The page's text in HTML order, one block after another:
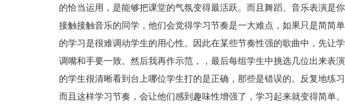
的恰当运用，是能够把课堂的气氛变得最活跃。而且舞蹈、音乐表演是
接触接触音乐的同学，他们会觉得学习节奏是一大难点，如果只是简简
的学习是很难调动学生的用心性。因此在某些节奏性强的歌曲中，先让
调嘴和手要一致。然后我再作示范，，最后每组学生中挑选几位出来表
的学生很清晰看到台上哪位学生打的是正确，那些是错误的。反复地练
而且这样学习节奏，会让他们感到趣味性增强了，学习起来就变得简单